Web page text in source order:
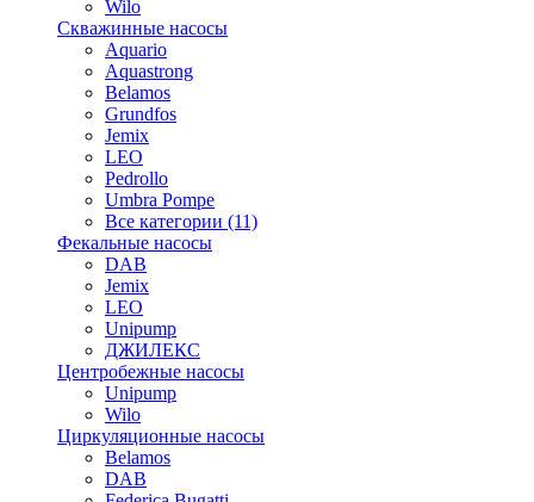
Wilo
Скважинные насосы
Aquario
Aquastrong
Belamos
Grundfos
Jemix
LEO
Pedrollo
Umbra Pompe
Все категории (11)
Фекальные насосы
DAB
Jemix
LEO
Unipump
ДЖИЛЕКС
Центробежные насосы
Unipump
Wilo
Циркуляционные насосы
Belamos
DAB